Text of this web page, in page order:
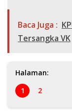
Baca Juga :
Tersangka VK
Halaman:
1
2